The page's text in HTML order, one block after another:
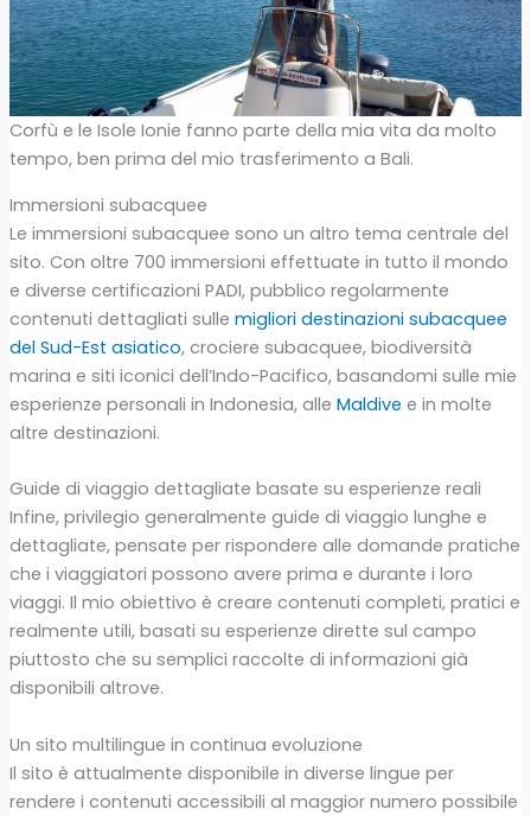
Corfù e le Isole Ionie fanno parte della mia vita da molto
tempo, ben prima del mio trasferimento a Bali.
Immersioni subacquee
Le immersioni subacquee sono un altro tema centrale del
sito. Con oltre 700 immersioni effettuate in tutto il mondo
e diverse certificazioni PADI, pubblico regolarmente
contenuti dettagliati sulle migliori destinazioni subacquee
del Sud-Est asiatico, crociere subacquee, biodiversità
marina e siti iconici dell’Indo-Pacifico, basandomi sulle mie
esperienze personali in Indonesia, alle Maldive e in molte
altre destinazioni.
Guide di viaggio dettagliate basate su esperienze reali
Infine, privilegio generalmente guide di viaggio lunghe e
dettagliate, pensate per rispondere alle domande pratiche
che i viaggiatori possono avere prima e durante i loro
viaggi. Il mio obiettivo è creare contenuti completi, pratici e
realmente utili, basati su esperienze dirette sul campo
piuttosto che su semplici raccolte di informazioni già
disponibili altrove.
Un sito multilingue in continua evoluzione
Il sito è attualmente disponibile in diverse lingue per
rendere i contenuti accessibili al maggior numero possibile